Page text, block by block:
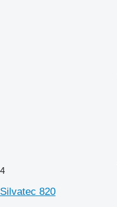
4
Silvatec 820